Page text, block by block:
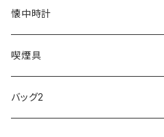
SKAGEN
FOOTBALL WATCHES
ARCA FUTURA
COACH
BVLGARI
VANQUISH
DANIEL WELLINGTON
SWAROVSKI
VIVIENNE WESTWOOD
MONTBLANC
Fashion Accessory Cllection
ISLAND
GULLWING
LESPORTSAC
PRADA
MONDAINE
MAWA
その他
CROSS
MONTBLANC
SWAROVSKI
CASIO
AMOS
OMMIX
COACH
CREATE
TORAY
OMRON
懐中時計
MONDAINE
喫煙具
ZIPPO
バッグ2